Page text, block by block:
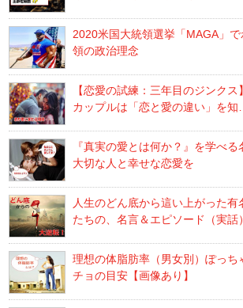
2020米国大統領選挙「MAGA」
領の政治理念
【恋愛の試練：三年目のジンク
カップルは「恋と愛の違い」を
『真実の愛とは何か？』を学べ
大切な人と幸せな恋愛を
人生のどん底から這い上がった
たちの、名言＆エピソード（実話）
理想の体脂肪率（男女別）ぽっち
チョの目安【画像あり】